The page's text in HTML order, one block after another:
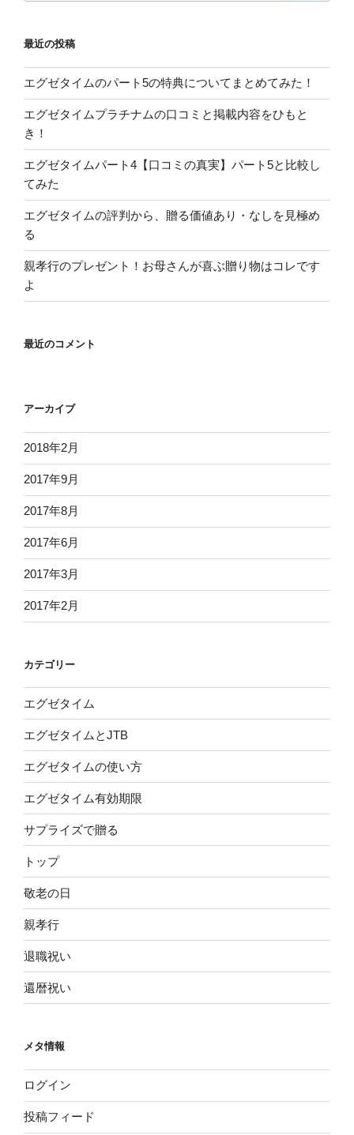
最近の投稿
エグゼタイムのパート5の特典についてまとめてみた！
エグゼタイムプラチナムの口コミと掲載内容をひもと
き！
エグゼタイムパート4【口コミの真実】パート5と比較し
てみた
エグゼタイムの評判から、贈る価値あり・なしを見極め
る
親孝行のプレゼント！お母さんが喜ぶ贈り物はコレです
よ
最近のコメント
アーカイブ
2018年2月
2017年9月
2017年8月
2017年6月
2017年3月
2017年2月
カテゴリー
エグゼタイム
エグゼタイムとJTB
エグゼタイムの使い方
エグゼタイム有効期限
サプライズで贈る
トップ
敬老の日
親孝行
退職祝い
還暦祝い
メタ情報
ログイン
投稿フィード